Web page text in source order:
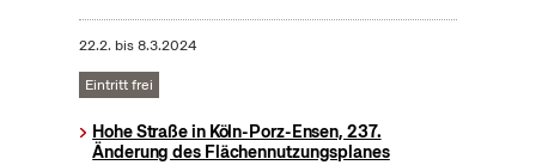
22.2. bis8.3.2024
Eintritt frei
Hohe Straße in Köln-Porz-Ensen, 237.
Änderung des Flächennutzungsplanes